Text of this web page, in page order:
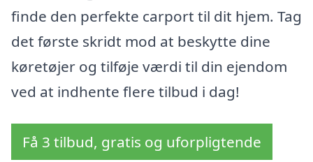
finde den perfekte carport til dit hjem. Tag
det første skridt mod at beskytte dine
køretøjer og tilføje værdi til din ejendom
ved at indhente flere tilbud i dag!
Få 3 tilbud, gratis og uforpligtende